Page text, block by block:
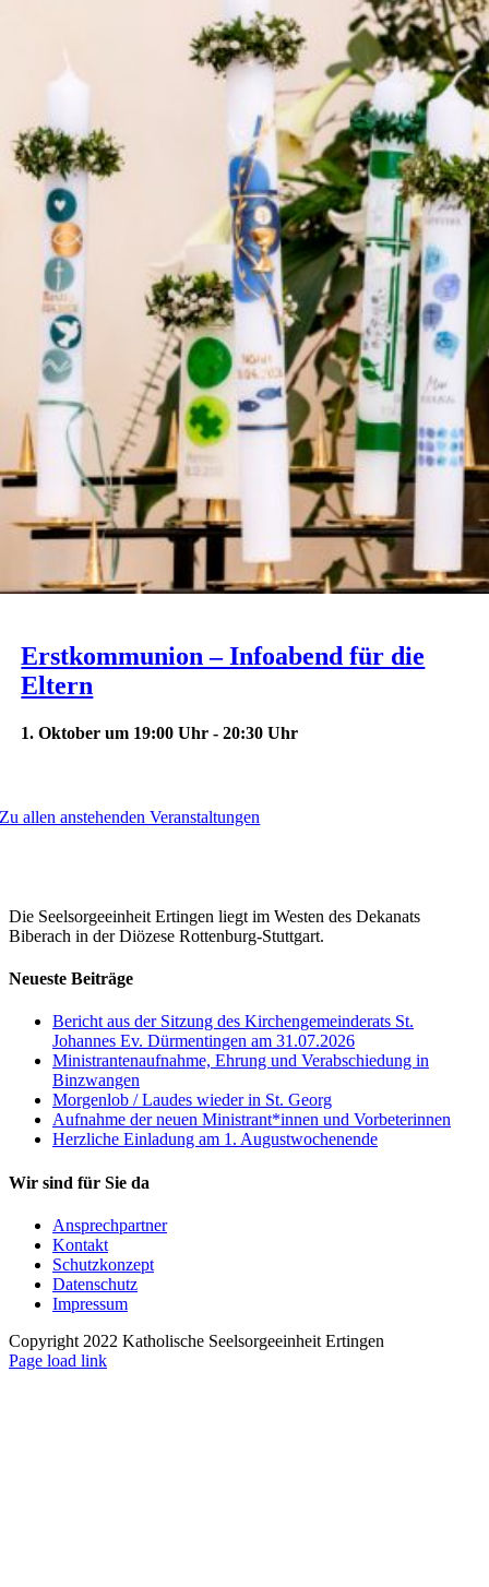
Erstkommunion – Infoabend für die
Eltern
1. Oktober um 19:00 Uhr -20:30 Uhr
Zu allen anstehenden Veranstaltungen
Die Seelsorgeeinheit Ertingen liegt im Westen des Dekanats
Biberach in der Diözese Rottenburg-Stuttgart.
Neueste Beiträge
Bericht aus der Sitzung des Kirchengemeinderats St.
Johannes Ev. Dürmentingen am 31.07.2026
Ministrantenaufnahme, Ehrung und Verabschiedung in
Binzwangen
Morgenlob / Laudes wieder in St. Georg
Aufnahme der neuen Ministrant*innen und Vorbeterinnen
Herzliche Einladung am 1. Augustwochenende
Wir sind für Sie da
Ansprechpartner
Kontakt
Schutzkonzept
Datenschutz
Impressum
Copyright 2022 Katholische Seelsorgeeinheit Ertingen
Page load link